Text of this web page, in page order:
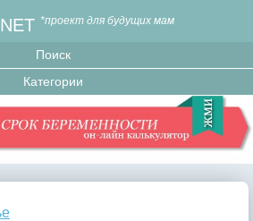
*проект для будущих мам